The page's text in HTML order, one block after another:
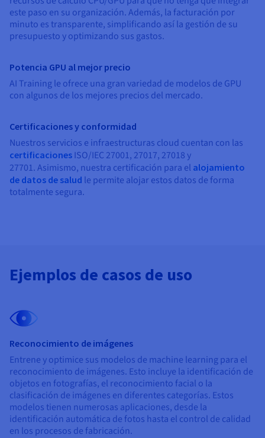
Precios
Disponibilidad por regiones
Documentación
Observabilidad
Roadmap & Changelog
Roadmap & Changelog
Roadmap & Changelog
este paso en su organización. Además, la facturación por
minuto es transparente, simplificando así la gestión de su
presupuesto y optimizando sus gastos.
Potencia GPU al mejor precio
AI Training le ofrece una gran variedad de modelos de GPU
con algunos de los mejores precios del mercado.
Certificaciones y conformidad
Nuestros servicios e infraestructuras cloud cuentan con las
certificaciones ISO/IEC 27001, 27017, 27018 y
27701. Asimismo, nuestra certificación para el alojamiento
de datos de salud le permite alojar estos datos de forma
totalmente segura.
Ejemplos de casos de uso
Reconocimiento de imágenes
Entrene y optimice sus modelos de machine learning para el
reconocimiento de imágenes. Esto incluye la identificación de
objetos en fotografías, el reconocimiento facial o la
clasificación de imágenes en diferentes categorías. Estos
modelos tienen numerosas aplicaciones, desde la
identificación automática de fotos hasta el control de calidad
en los procesos de fabricación.